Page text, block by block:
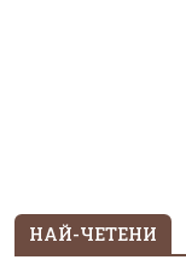
НАЙ-ЧЕТЕНИ